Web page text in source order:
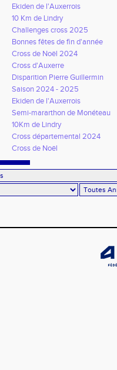
Ekiden de l'Auxerrois
10 Km de Lindry
Challenges cross 2025
Bonnes fêtes de fin d'année
Cross de Noël 2024
Cross d'Auxerre
Disparition Pierre Guillermin
Saison 2024 - 2025
Ekiden de l'Auxerrois
Semi-mararthon de Monéteau
10Km de Lindry
Cross départemental 2024
Cross de Noël